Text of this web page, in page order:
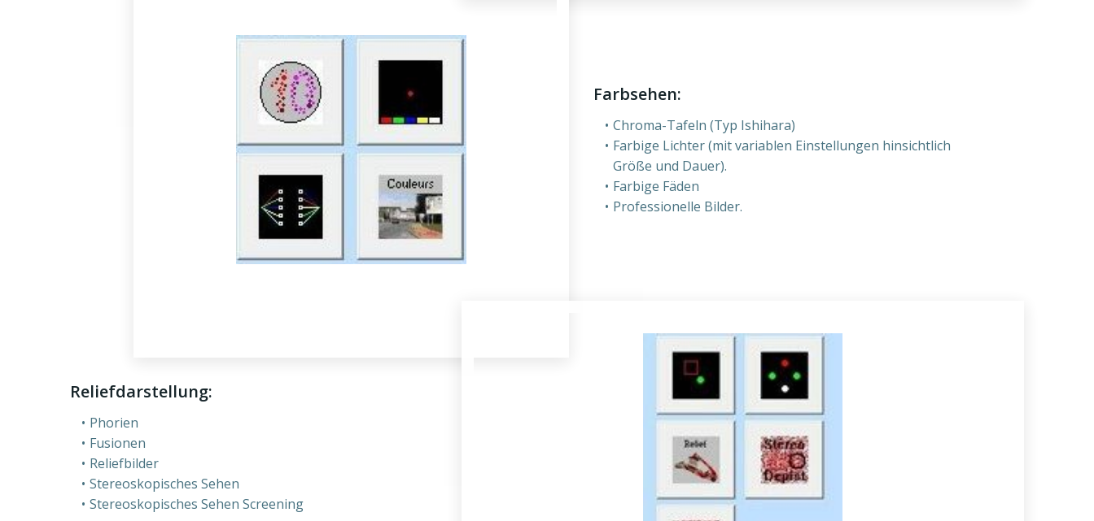
Farbsehen:
Chroma-Tafeln (Typ Ishihara)
Farbige Lichter (mit variablen Einstellungen hinsichtlich
Größe und Dauer).
Farbige Fäden
Professionelle Bilder.
Reliefdarstellung:
Phorien
Fusionen
Reliefbilder
Stereoskopisches Sehen
Stereoskopisches Sehen Screening